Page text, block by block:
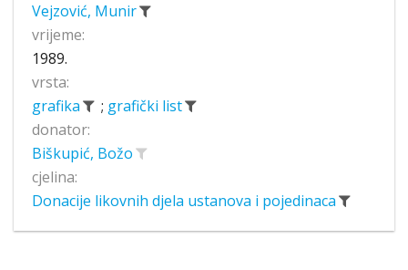
Vejzović, Munir
vrijeme:
1989.
vrsta:
grafika
; grafički list
donator:
Biškupić, Božo
cjelina:
Donacije likovnih djela ustanova i pojedinaca